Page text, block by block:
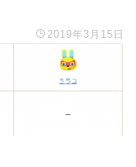
2019年3月15日